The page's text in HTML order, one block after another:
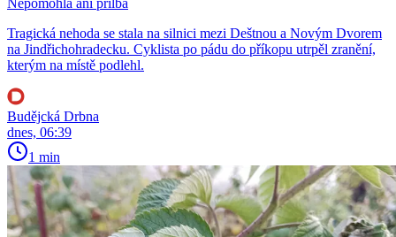
Nepomohla ani přilba
Tragická nehoda se stala na silnici mezi Deštnou a Novým Dvorem
na Jindřichohradecku. Cyklista po pádu do příkopu utrpěl zranění,
kterým na místě podlehl.
Budějcká Drbna
dnes, 06:39
1 min